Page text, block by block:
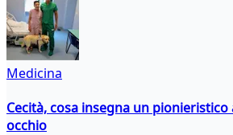
Medicina
Cecità, cosa insegna un
occhio